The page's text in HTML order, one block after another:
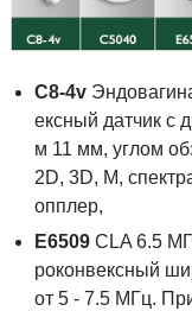
C8-4v
ексный датчик с
м 11 мм, углом
2D, 3D, M,
опплер,
E6509CLA 6.5
роконвексный
от 5 - 7.5 MГц.